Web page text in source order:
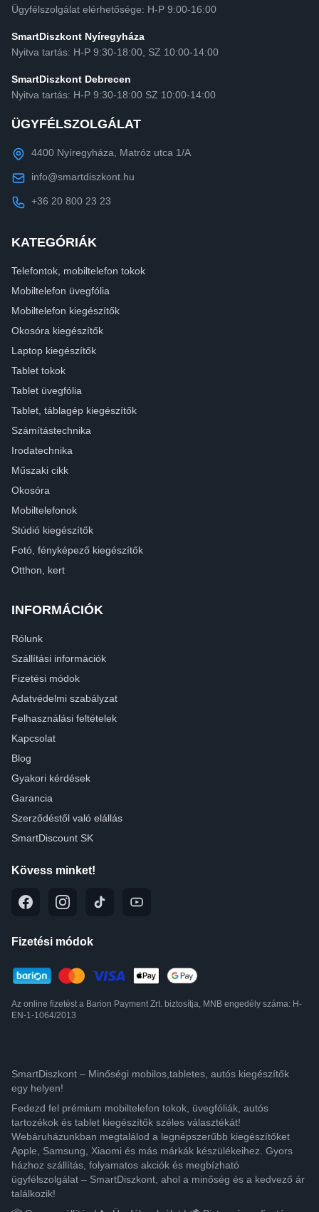
Ügyfélszolgálat elérhetősége: H-P 9:00-16:00
SmartDiszkont Nyíregyháza
Nyitva tartás: H-P 9:30-18:00, SZ 10:00-14:00
SmartDiszkont Debrecen
Nyitva tartás: H-P 9:30-18:00 SZ 10:00-14:00
ÜGYFÉLSZOLGÁLAT
4400 Nyíregyháza, Matróz utca 1/A
info@smartdiszkont.hu
+36 20 800 23 23
KATEGÓRIÁK
Telefontok, mobiltelefon tokok
Mobiltelefon üvegfólia
Mobiltelefon kiegészítők
Okosóra kiegészítők
Laptop kiegészítők
Tablet tokok
Tablet üvegfólia
Tablet, táblagép kiegészítők
Számítástechnika
Irodatechnika
Műszaki cikk
Okosóra
Mobiltelefonok
Stúdió kiegészítők
Fotó, fényképező kiegészítők
Otthon, kert
INFORMÁCIÓK
Rólunk
Szállítási információk
Fizetési módok
Adatvédelmi szabályzat
Felhasználási feltételek
Kapcsolat
Blog
Gyakori kérdések
Garancia
Szerződéstől való elállás
SmartDiscount SK
Kövess minket!
Fizetési módok
Az online fizetést a Barion Payment Zrt. biztosítja, MNB engedély száma: H-
EN-1-1064/2013
SmartDiszkont – Minőségi mobilos,tabletes, autós kiegészítők
egy helyen!
Fedezd fel prémium mobiltelefon tokok, üvegfóliák, autós
tartozékok és tablet kiegészítők széles választékát!
Webáruházunkban megtalálod a legnépszerűbb kiegészítőket
Apple, Samsung, Xiaomi és más márkák készülékeihez. Gyors
házhoz szállítás, folyamatos akciók és megbízható
ügyfélszolgálat – SmartDiszkont, ahol a minőség és a kedvező ár
találkozik!